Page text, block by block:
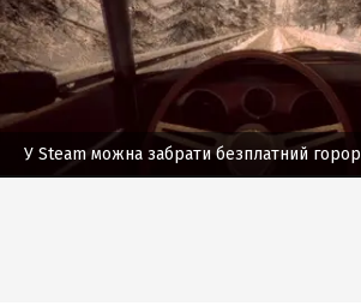
У Steam можна забрати безплатний горор